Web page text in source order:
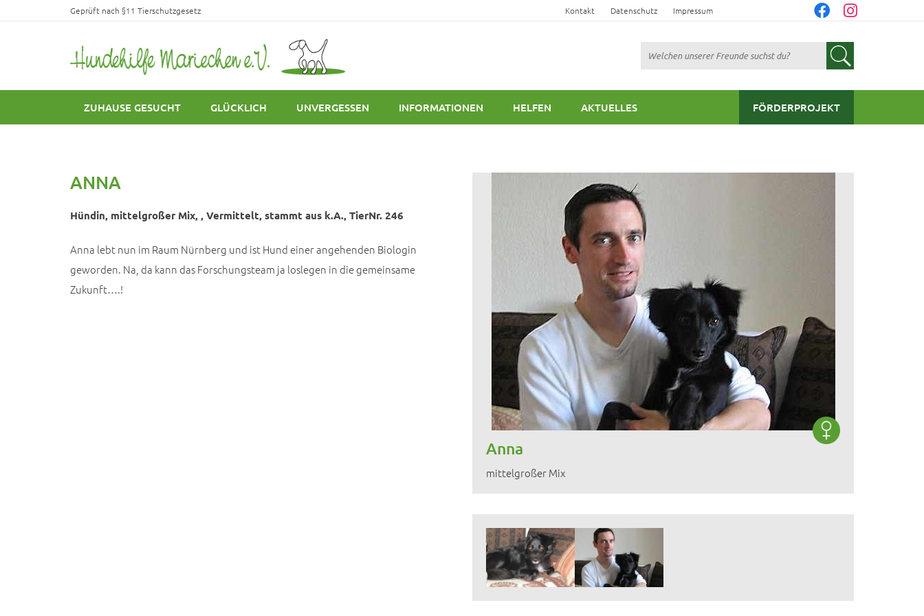
Geprüft nach §11 Tierschutzgesetz Kontakt Datenschutz Impressum
Suchen
ZUHAUSE GESUCHT GLÜCKLICH UNVERGESSEN INFORMATIONEN HELFEN AKTUELLES FÖRDERPROJEKT
ANNA
Hündin, mittelgroßer Mix, , Vermittelt, stammt aus k.A., TierNr. 246
Anna lebt nun im Raum Nürnberg und ist Hund einer angehenden Biologin
geworden. Na, da kann das Forschungsteam ja loslegen in die gemeinsame
Zukunft….!
Anna
mittelgroßer Mix